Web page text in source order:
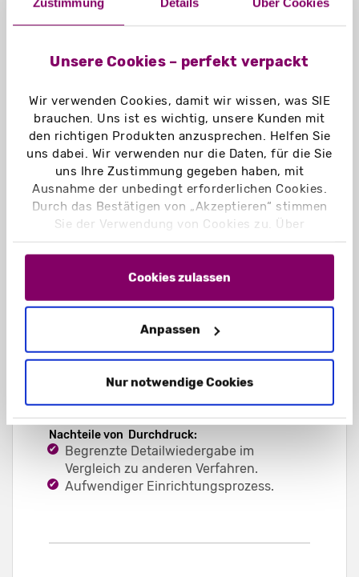
Unsere Cookies – perfekt verpackt
Wir verwenden Cookies, damit wir wissen, was SIE
brauchen. Uns ist es wichtig, unsere Kunden mit
den richtigen Produkten anzusprechen. Helfen Sie
uns dabei. Wir verwenden nur die Daten, für die Sie
uns Ihre Zustimmung gegeben haben, mit
Ausnahme der unbedingt erforderlichen Cookies.
Durch das Bestätigen von „Akzeptieren“ stimmen
Sie der Verwendung von Cookies zu. Über
„Einstellungen“ können Sie auswählen, welche
Cookies Sie zulassen. Hier finden Sie unser
und unsereDatenschutzerklärung
Cookies zulassen
Anpassen
Nur notwendige Cookies
Herstellung von Plakaten,
Aufklebern und Schildern.
Kunststoffen.
Vorteile von Durchdruck:
Vielseitig für verschiedene Materialien
und Oberflächen.
Hohe Farbdeckung und Haltbarkeit.
Möglichkeit des Drucks auf unebenen
Nachteile von Durchdruck:
Begrenzte Detailwiedergabe im
Vergleich zu anderen Verfahren.
Aufwendiger Einrichtungsprozess.